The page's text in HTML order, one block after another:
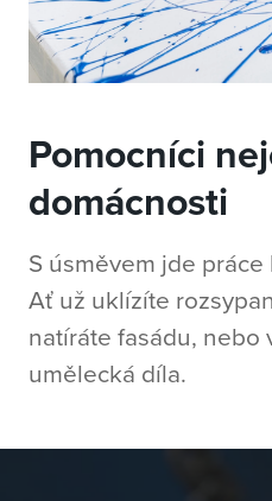
Pomocníci
domácnosti
S úsměvem jde
Ať už uklízíte
natíráte fasádu, nebo
umělecká díla.